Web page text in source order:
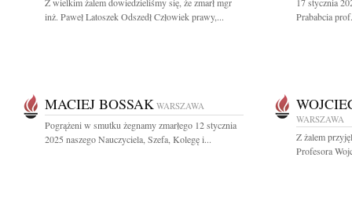
inż. Paweł Latoszek Odszedł Człowiek prawy,...
Prababcia
MACIEJ BOSSAK WARSZAWA
Pogrążeni w smutku żegnamy zmarłego 12 stycznia
2025 naszego Nauczyciela, Szefa, Kolegę i...
WARSZAWA
Z żalem
Profesora